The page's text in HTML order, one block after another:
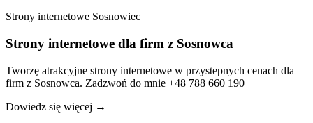
Strony internetowe Sosnowiec
Strony internetowe dla firm z Sosnowca
Tworzę atrakcyjne strony internetowe w przystepnych cenach dla
firm z Sosnowca. Zadzwoń do mnie +48 788 660 190
Dowiedz się więcej →